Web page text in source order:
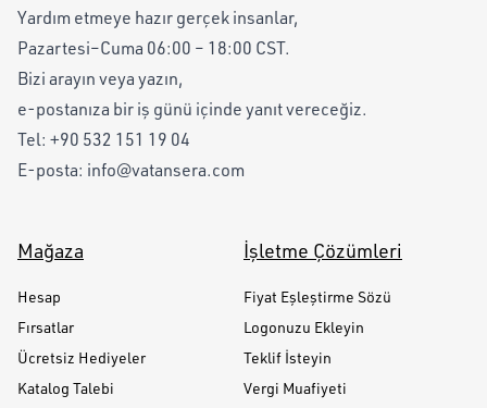
Yardım etmeye hazır gerçek insanlar,
Pazartesi–Cuma 06:00 – 18:00 CST.
Bizi arayın veya yazın,
e-postanıza bir iş günü içinde yanıt vereceğiz.
Tel: +90 532 151 19 04
E-posta: info@vatansera.com
Mağaza
Hesap
Fırsatlar
Ücretsiz Hediyeler
Katalog Talebi
İşletme Çözümleri
Fiyat Eşleştirme Sözü
Logonuzu Ekleyin
Teklif İsteyin
Vergi Muafiyeti